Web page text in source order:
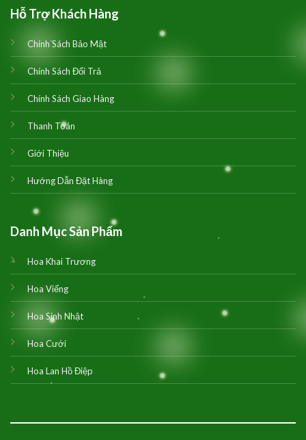
Hỗ Trợ Khách Hàng
Chính Sách Bảo Mật
Chính Sách Đổi Trả
Chính Sách Giao Hàng
Thanh Toán
Giới Thiệu
Hướng Dẫn Đặt Hàng
Danh Mục Sản Phẩm
Hoa Khai Trương
Hoa Viếng
Hoa Sinh Nhật
Hoa Cưới
Hoa Lan Hồ Điệp